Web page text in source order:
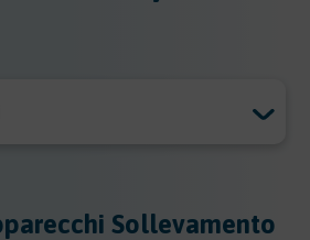
Sollevamento